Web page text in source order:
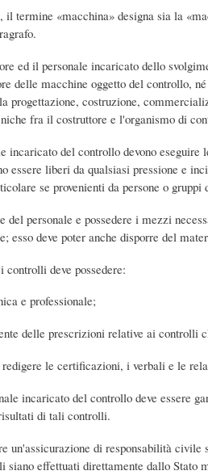
termine «macchina» designa sia la
ed il personale incaricato dello
delle macchine oggetto del controllo,
progettazione, costruzione,
fra il costruttore e l'organismo di
incaricato del controllo devono
essere liberi da qualsiasi pressione e
se provenienti da persone o
del personale e possedere i mezzi
esso deve poter anche disporre del
deve possedere:
e professionale;
delle prescrizioni relative ai
redigere le certificazioni, i verbali e le
incaricato del controllo deve essere
di tali controlli.
un'assicurazione di responsabilità
siano effettuati direttamente dallo Stato